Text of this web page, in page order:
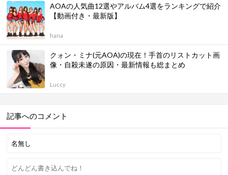
AOAの人気曲12選やアルバム4選をランキングで紹介
【動画付き・最新版】
hana
クォン・ミナ(元AOA)の現在！手首のリストカット画
像・自殺未遂の原因・最新情報も総まとめ
Luccy
記事へのコメント